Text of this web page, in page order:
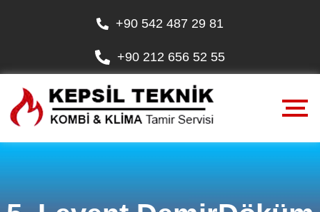
+90 542 487 29 81
+90 212 656 52 55